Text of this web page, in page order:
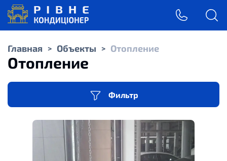
Главная > Объекты > Отопление
Отопление
Фильтр